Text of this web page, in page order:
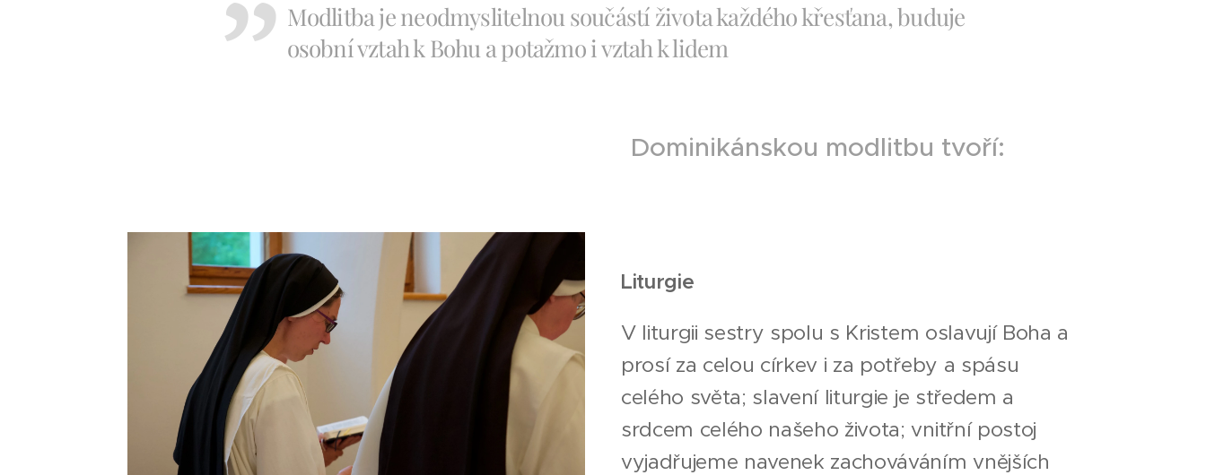
Modlitba je neodmyslitelnou součástí života každého křesťana, buduje
osobní vztah k Bohu a potažmo i vztah k lidem
Dominikánskou modlitbu tvoří:
Liturgie
V liturgii sestry spolu s Kristem oslavují Boha a
prosí za celou církev i za potřeby a spásu
celého světa; slavení liturgie je středem a
srdcem celého našeho života; vnitřní postoj
vyjadřujeme navenek zachováváním vnějších